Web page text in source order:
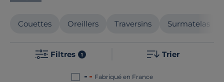
tailles
pour s'adapter à chaque besoin.
commun de nos produits ? Ils sont tousfabriqués en
Couettes Oreillers Traversins Surmatelas
Filtres 1 Trier
Fabriqué en France